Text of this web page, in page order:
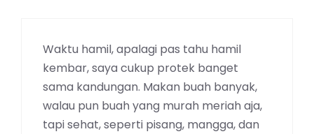
Waktu hamil, apalagi pas tahu hamil
kembar, saya cukup protek banget
sama kandungan. Makan buah banyak,
walau pun buah yang murah meriah aja,
tapi sehat, seperti pisang, mangga, dan